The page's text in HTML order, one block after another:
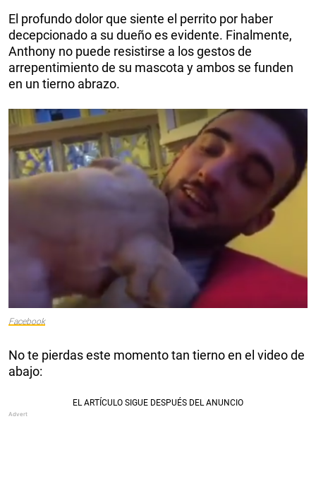
El profundo dolor que siente el perrito por haber
decepcionado a su dueño es evidente. Finalmente,
Anthony no puede resistirse a los gestos de
arrepentimiento de su mascota y ambos se funden
en un tierno abrazo.
Facebook
No te pierdas este momento tan tierno en el video de
abajo: